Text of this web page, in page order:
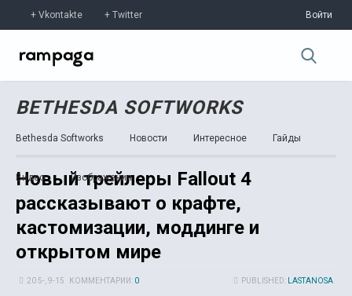
Vkontakte Twitter Войти
BETHESDA SOFTWORKS
Bethesda Softworks Новости Интересное Гайды
Видео Изображения
Новый трейлеры Fallout 4
рассказывают о крафте,
кастомизации, моддинге и
открытом мире
PUBLISHED: LASTANOSA
20 5-, 9-15 КОММЕНТАРИИ: 0